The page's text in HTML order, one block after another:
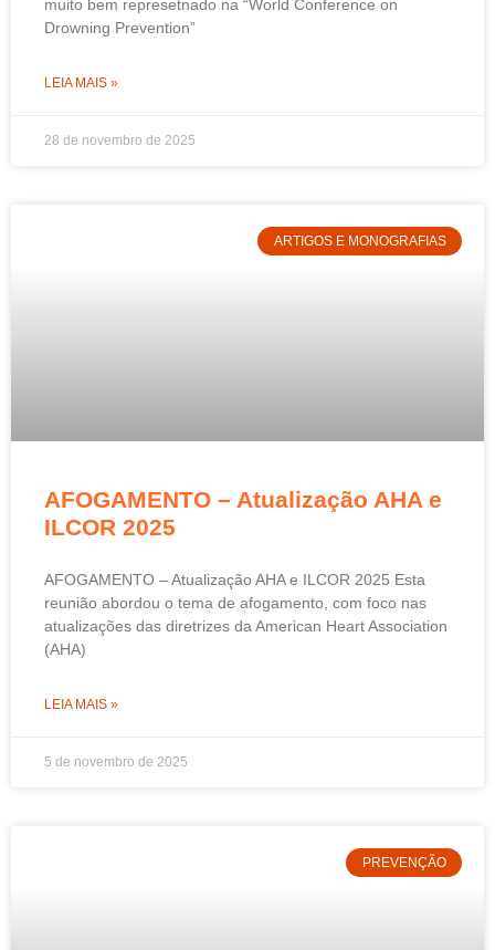
muito bem represetnado na “World Conference on
Drowning Prevention”
LEIA MAIS »
28 de novembro de 2025
ARTIGOS E MONOGRAFIAS
AFOGAMENTO – Atualização AHA e
ILCOR 2025
AFOGAMENTO – Atualização AHA e ILCOR 2025 Esta
reunião abordou o tema de afogamento, com foco nas
atualizações das diretrizes da American Heart Association
(AHA)
LEIA MAIS »
5 de novembro de 2025
PREVENÇÃO